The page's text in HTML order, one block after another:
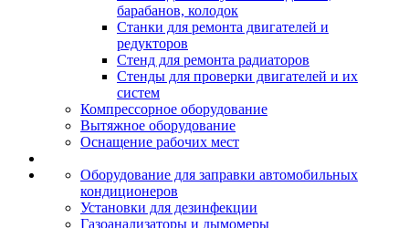
барабанов, колодок
Станки для ремонта двигателей и
редукторов
Стенд для ремонта радиаторов
Стенды для проверки двигателей и их
систем
Компрессорное оборудование
Вытяжное оборудование
Оснащение рабочих мест
Оборудование для заправки автомобильных
кондиционеров
Установки для дезинфекции
Газоанализаторы и дымомеры